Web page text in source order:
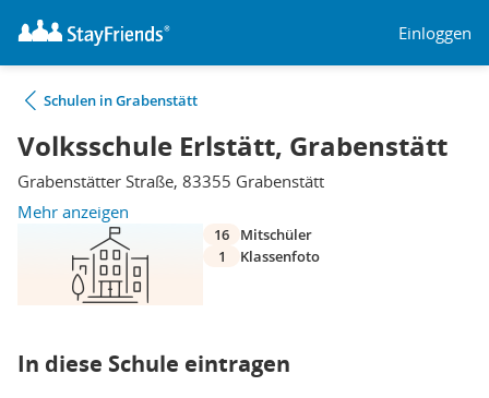
Einloggen
Schulen in Grabenstätt
Volksschule Erlstätt, Grabenstätt
Grabenstätter Straße, 83355 Grabenstätt
Mehr anzeigen
16
Mitschüler
1
Klassenfoto
In diese Schule eintragen